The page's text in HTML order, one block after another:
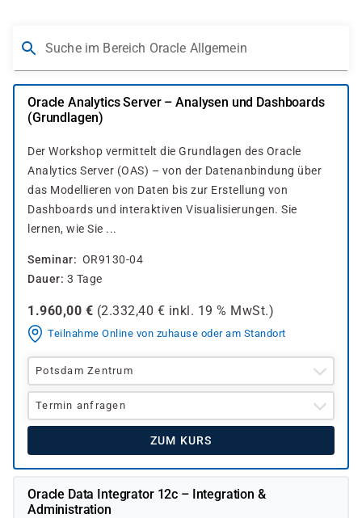
Suche im Bereich Oracle Allgemein
Oracle Analytics Server – Analysen und Dashboards
(Grundlagen)
Der Workshop vermittelt die Grundlagen des Oracle
Analytics Server (OAS) – von der Datenanbindung über
das Modellieren von Daten bis zur Erstellung von
Dashboards und interaktiven Visualisierungen. Sie
lernen, wie Sie ...
Seminar
OR9130-04
Dauer 3 Tage
1.960,00 € (2.332,40 € inkl. 19 % MwSt.)
Teilnahme Online von zuhause oder am Standort
Potsdam Zentrum
Termin anfragen
ZUM KURS
Oracle Data Integrator 12c – Integration &
Administration